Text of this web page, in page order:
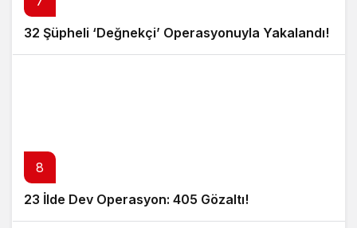
32 Şüpheli ‘Değnekçi’ Operasyonuyla Yakalandı!
8
23 İlde Dev Operasyon: 405 Gözaltı!